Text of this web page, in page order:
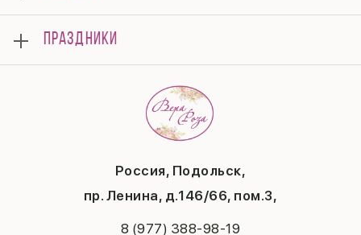
Россия, Подольск,
пр. Ленина, д.146/66, пом.3,
8 (977) 388-98-19
Корпоративным клиентам
Оплата
Доставка
Отзывы
Политика конфиденциальности
Композиции
Подарки
ПРАЗДНИКИ
Последний звонок